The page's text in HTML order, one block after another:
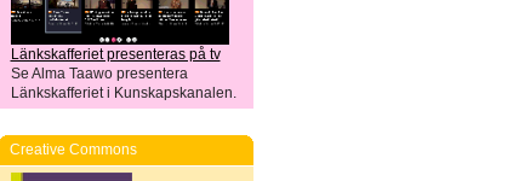
Länkskafferiet presenteras på tv
Se Alma Taawo presentera
Länkskafferiet i Kunskapskanalen.
Creative Commons